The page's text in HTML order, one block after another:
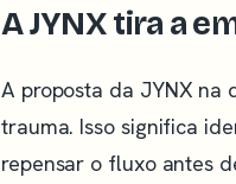
A JYNX tira a
A proposta da JYNX na
trauma. Isso significa
repensar o fluxo antes